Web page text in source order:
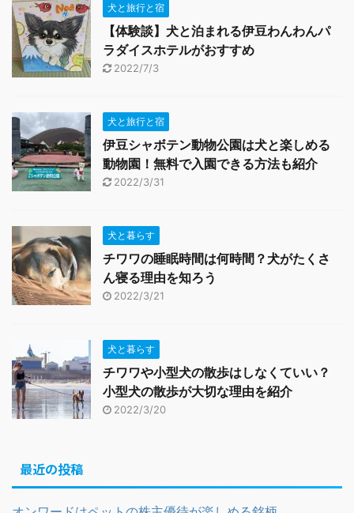
犬と旅行と宿
【体験談】犬と泊まれる伊豆わんわんパ
ラダイスホテルがおすすめ
2022/7/3
犬と旅行と宿
伊豆シャボテン動物公園は犬と楽しめる
動物園！無料で入園できる方法も紹介
2022/3/31
犬と暮らす
チワワの睡眠時間は何時間？犬がたくさ
ん寝る理由を知ろう
2022/3/21
犬と暮らす
チワワや小型犬の散歩はしなくていい？
小型犬の散歩が大切な理由を紹介
2022/3/20
最近の投稿